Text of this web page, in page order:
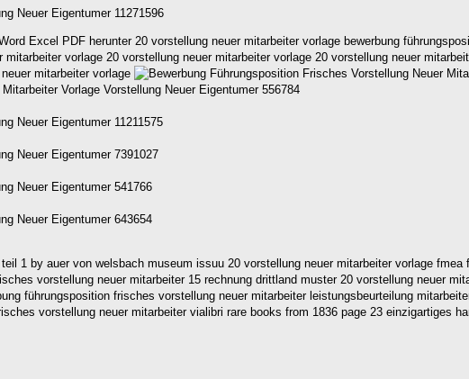
Neuer Eigentumer 11271596
Excel PDF herunter 20 vorstellung neuer mitarbeiter vorlage bewerbung
vorlage 20 vorstellung neuer mitarbeiter vorlage 20 vorstellung neuer
mitarbeiter vorlage
Vorlage Vorstellung Neuer Eigentumer 556784
Neuer Eigentumer 11211575
Neuer Eigentumer 7391027
Neuer Eigentumer 541766
Neuer Eigentumer 643654
1 by auer von welsbach museum issuu 20 vorstellung neuer mitarbeiter vorlage
vorstellung neuer mitarbeiter 15 rechnung drittland muster 20 vorstellung neuer
führungsposition frisches vorstellung neuer mitarbeiter leistungsbeurteilung
vorstellung neuer mitarbeiter vialibri rare books from 1836 page 23 einzigartiges